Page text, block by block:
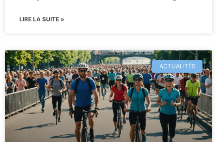
LIRE LA SUITE »
ACTUALITÉS